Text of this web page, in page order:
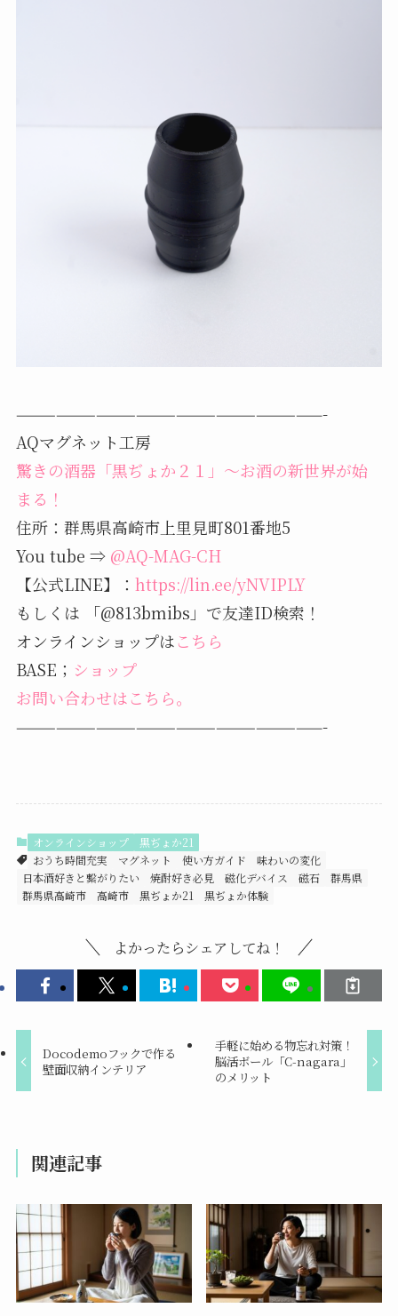
———————————————————————-
AQマグネット工房
驚きの酒器「黒ぢょか２１」～お酒の新世界が始
まる！
住所：群馬県高崎市上里見町801番地5
You tube ⇒ @AQ-MAG-CH
【公式LINE】： https://lin.ee/yNVIPLY
もしくは 「@813bmibs」で友達ID検索！
オンラインショップはこちら
BASE； ショップ
お問い合わせはこちら。
———————————————————————-
オンラインショップ
黒ぢょか21
おうち時間充実
マグネット 使い方ガイド
味わいの変化
日本酒好きと繋がりたい
焼酎好き必見 磁化デバイス 磁石
群馬県
群馬県高崎市
高崎市 黒ぢょか21 黒ぢょか体験
よかったらシェアしてね！
Docodemoフックで作る
壁面収納インテリア
手軽に始める物忘れ対策！
脳活ボール「C-nagara」
のメリット
関連記事